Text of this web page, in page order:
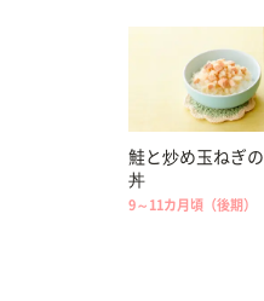
鮭と炒め玉ねぎ
丼
9～11カ月頃（後期）